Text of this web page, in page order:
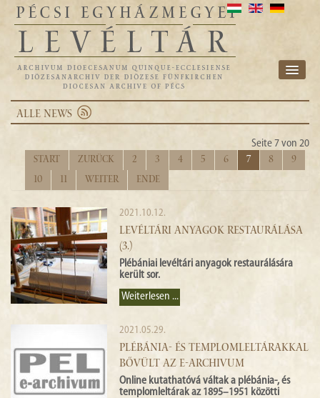
ORGANISATION
FORSCHUNG
IMPRESSUM
NEWS
E-ARCHIV
DIÖZESE
ALLE NEWS
Seite 7 von 20
Start Zurück 2 3 4 5 6 7 8
9
10
11 Weiter Ende
2021.10.12.
LEVÉLTÁRI ANYAGOK RESTAURÁLÁSA
(3.)
Plébániai levéltári anyagok restaurálására
került sor.
Weiterlesen ...
2021.05.29.
PLÉBÁNIA- ÉS TEMPLOMLELTÁRAKKAL
BŐVÜLT AZ E-ARCHIVUM
Online kutathatóvá váltak a plébánia-, és
templomleltárak az 1895–1951 közötti